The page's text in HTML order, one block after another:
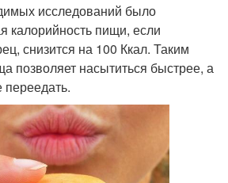
исследований было
калорийность пищи, если
снизится на 100 Ккал. Таким
позволяет насытиться быстрее, а
переедать.